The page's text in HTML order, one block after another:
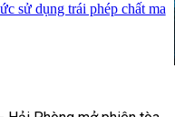
sử dụng trái phép chất ma